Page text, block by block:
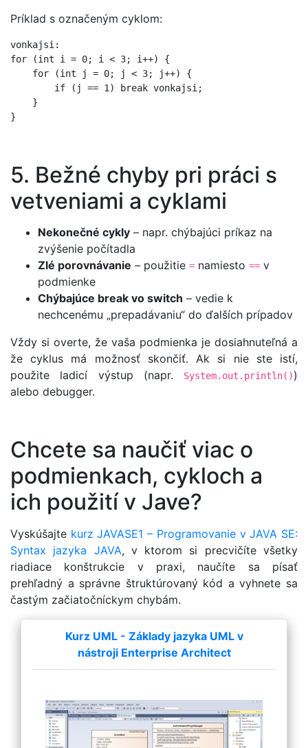
Príklad s označeným cyklom:
vonkajsi:
for (int i = 0; i < 3; i++) {
    for (int j = 0; j < 3; j++) {
        if (j == 1) break vonkajsi;
    }
5. Bežné chyby pri práci s
vetveniami a cyklami
Nekonečné cykly – napr. chýbajúci príkaz na
zvýšenie počítadla
Zlé porovnávanie – použitie = namiesto == v
podmienke
Chýbajúce break vo switch – vedie k
nechcenému „prepadávaniu“ do ďalších prípadov
Vždy si overte, že vaša podmienka je dosiahnuteľná a
že cyklus má možnosť skončiť. Ak si nie ste istí,
použite ladicí výstup (napr.
System.out.println())
alebo debugger.
Chcete sa naučiť viac o
podmienkach, cykloch a
ich použití v Jave?
Vyskúšajte kurz JAVASE1 – Programovanie v JAVA SE:
Syntax jazyka JAVA, v ktorom si precvičíte všetky
riadiace konštrukcie v praxi, naučíte sa písať
prehľadný a správne štruktúrovaný kód a vyhnete sa
častým začiatočníckym chybám.
Kurz UML - Základy jazyka UML v
nástroji Enterprise Architect